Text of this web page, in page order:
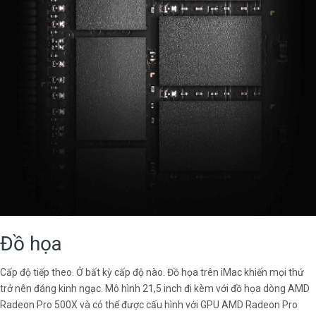
Đồ họa
Cấp độ tiếp theo. Ở bất kỳ cấp độ nào. Đồ họa trên iMac khiến mọi thứ
trở nên đáng kinh ngạc. Mô hình 21,5 inch đi kèm với đồ họa dòng AMD
Radeon Pro 500X và có thể được cấu hình với GPU AMD Radeon Pro